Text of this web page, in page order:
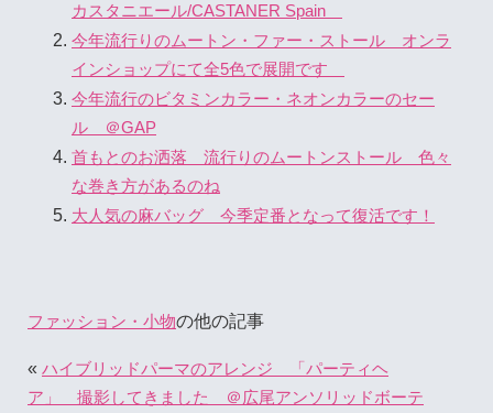
カスタニエール/CASTANER Spain
今年流行りのムートン・ファー・ストール オンラ
インショップにて全5色で展開です
今年流行のビタミンカラー・ネオンカラーのセー
ル ＠GAP
首もとのお洒落 流行りのムートンストール 色々
な巻き方があるのね
大人気の麻バッグ 今季定番となって復活です！
ファッション・小物の他の記事
« ハイブリッドパーマのアレンジ 「パーティヘ
ア」 撮影してきました ＠広尾アンソリッドボーテ